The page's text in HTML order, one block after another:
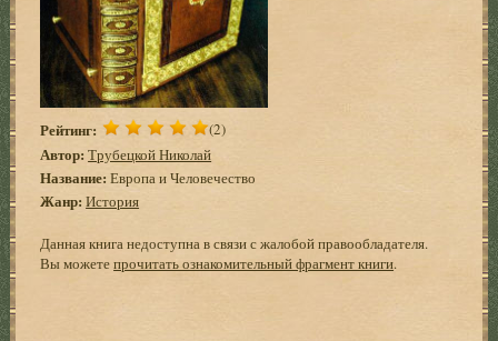
Рейтинг: (2)
Автор: Трубецкой Николай
Название: Европа и Человечество
Жанр: История
Данная книга недоступна в связи с жалобой правообладателя.
Вы можетепрочитать ознакомительный фрагмент книги.